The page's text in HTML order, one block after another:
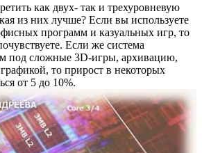
как двух- так и трехуровневую
из них лучше? Если вы используете
программ и казуальных игр, то
Если же система
под сложные 3D-игры, архивацию,
то прирост в некоторых
от 5 до 10%.